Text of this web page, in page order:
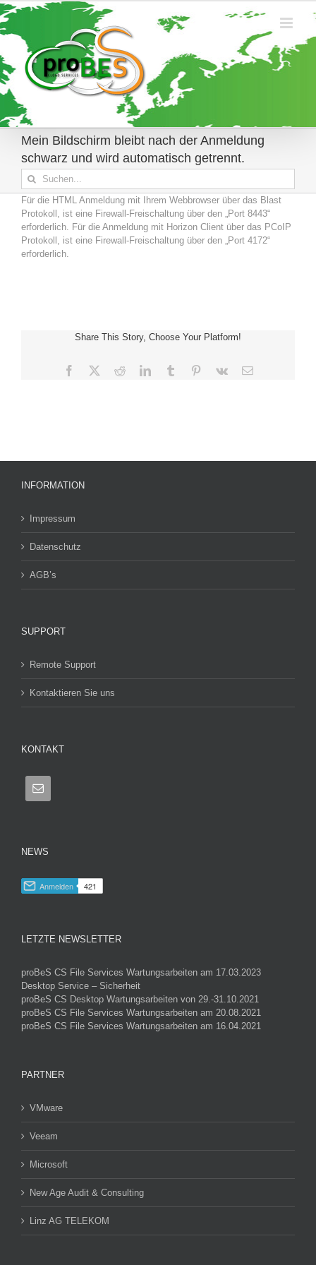
Zum
Inhalt
springen
Mein Bildschirm bleibt nach der Anmeldung
schwarz und wird automatisch getrennt.
Suche
nach:
Für die HTML Anmeldung mit Ihrem Webbrowser über das Blast
Protokoll, ist eine Firewall-Freischaltung über den „Port 8443“
erforderlich. Für die Anmeldung mit Horizon Client über das PCoIP
Protokoll, ist eine Firewall-Freischaltung über den „Port 4172“
erforderlich.
Share This Story, Choose Your Platform!
Facebook RedditLinkedInTumblr Pinterest
Vk
E-
INFORMATION
Impressum
Datenschutz
AGB’s
SUPPORT
Remote Support
Kontaktieren Sie uns
KONTAKT
NEWS
LETZTE NEWSLETTER
proBeS CS File Services Wartungsarbeiten am 17.03.2023
Desktop Service – Sicherheit
proBeS CS Desktop Wartungsarbeiten von 29.-31.10.2021
proBeS CS File Services Wartungsarbeiten am 20.08.2021
proBeS CS File Services Wartungsarbeiten am 16.04.2021
PARTNER
VMware
Veeam
Microsoft
New Age Audit & Consulting
Linz AG TELEKOM